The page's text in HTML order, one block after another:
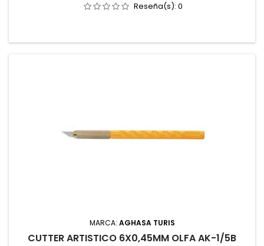
Reseña(s): 0
MARCA: AGHASA TURIS
CUTTER ARTISTICO 6X0,45MM OLFA AK-1/5B